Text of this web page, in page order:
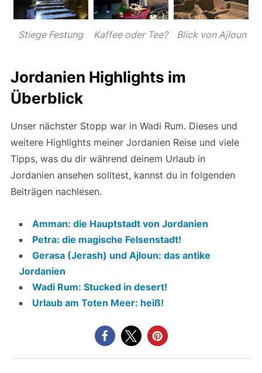
Stiege Festung Kaffee oder Tee? Blick von Ajloun
Jordanien Highlights im
Überblick
Unser nächster Stopp war in Wadi Rum. Dieses und
weitere Highlights meiner Jordanien Reise und viele
Tipps, was du dir während deinem Urlaub in
Jordanien ansehen solltest, kannst du in folgenden
Beiträgen nachlesen.
Amman: die Hauptstadt von Jordanien
Petra: die magische Felsenstadt!
Gerasa (Jerash) und Ajloun: das antike
Jordanien
Wadi Rum: Stucked in desert!
Urlaub am Toten Meer: heiß!